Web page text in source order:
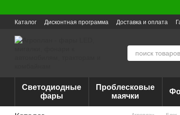
Каталог Дисконтная программа Доставка и оплата
Светодиодные
фары
Проблесковые
маячки